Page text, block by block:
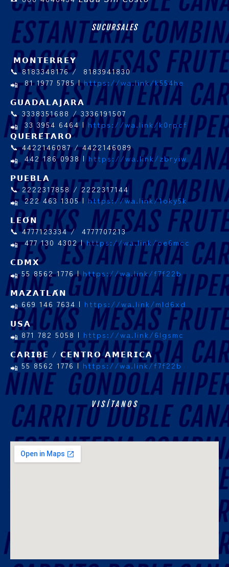
SUCURSALES
𝗠𝗢𝗡𝗧𝗘𝗥𝗥𝗘𝗬
📞 8183348176 / 8183941830
81 1977 5785 |https://wa.link/k554he
𝗚𝗨𝗔𝗗𝗔𝗟𝗔𝗝𝗔𝗥𝗔
📞 3338351688 / 3336191507
33 3954 6464 |https://wa.link/k0rpcf
𝗤𝗨𝗘𝗥𝗘́𝗧𝗔𝗥𝗢
📞 4422146087 / 4422146089
442 186 0938 |https://wa.link/zbryiw
𝗣𝗨𝗘𝗕𝗟𝗔
📞 2222317858 / 2222317144
222 463 1305 | https://wa.link/1oky5k
𝗟𝗘𝗢́𝗡
📞 4777123334 / 4777707213
477 130 4302 |https://wa.link/oe6mcc
𝗖𝗗𝗠𝗫
55 8562 1776 |https://wa.link/f7f22b
𝗠𝗔𝗭𝗔𝗧𝗟𝗔́𝗡
669 146 7634 | https://wa.link/mld6xd
𝗨𝗦𝗔
871 782 5058 | https://wa.link/6lgsmc
𝗖𝗔𝗥𝗜𝗕𝗘 / 𝗖𝗘𝗡𝗧𝗥𝗢 𝗔𝗠𝗘𝗥𝗜𝗖𝗔
55 8562 1776 |https://wa.link/f7f22b
VISÍTANOS